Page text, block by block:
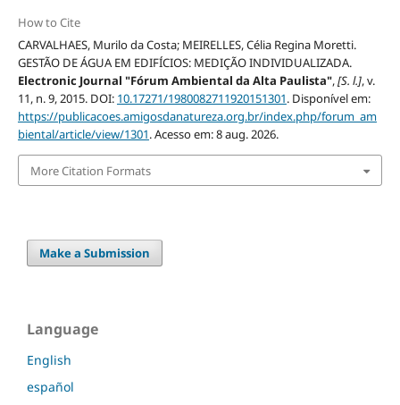
How to Cite
CARVALHAES, Murilo da Costa; MEIRELLES, Célia Regina Moretti.
GESTÃO DE ÁGUA EM EDIFÍCIOS: MEDIÇÃO INDIVIDUALIZADA.
Electronic Journal "Fórum Ambiental da Alta Paulista",[S. l.], v.
11, n. 9, 2015. DOI: 10.17271/1980082711920151301. Disponível em:
https://publicacoes.amigosdanatureza.org.br/index.php/forum_am
biental/article/view/1301. Acesso em: 8 aug. 2026.
More Citation Formats
Make a Submission
Language
English
español